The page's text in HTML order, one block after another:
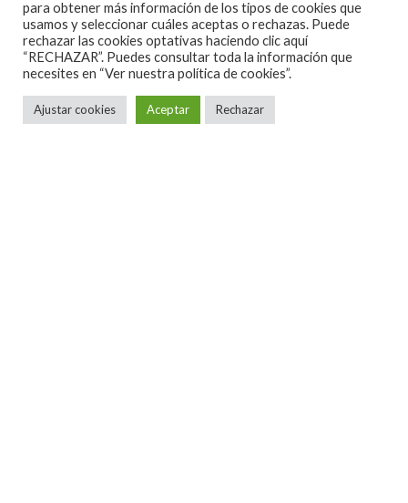
Santander, Cruzcampo, Caixabank, Royal Bliss,
Fundación Cajasol, Área Sur, Grupo Solera Motor,
Renfe, ABC, Orange, Montesierra y Howden.
para obtener más información de los tipos de cookies que
usamos y seleccionar cuáles aceptas o rechazas. Puede
rechazar las cookies optativas haciendo clic aquí
“RECHAZAR”. Puedes consultar toda la información que
necesites en “Ver nuestra política de cookies”.
Ajustar cookies Aceptar Rechazar